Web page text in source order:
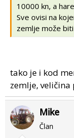
10000 kn, a
Sve ovisi na
zemlje može
tako je i kod
zemlje, veličina
Mike
Član